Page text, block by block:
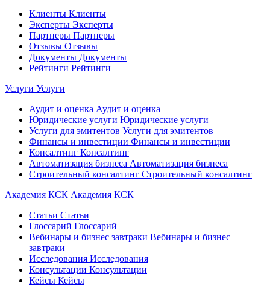
Клиенты Клиенты
Эксперты Эксперты
Партнеры Партнеры
Отзывы Отзывы
Документы Документы
Рейтинги Рейтинги
Услуги Услуги
Аудит и оценка Аудит и оценка
Юридические услуги Юридические услуги
Услуги для эмитентов Услуги для эмитентов
Финансы и инвестиции Финансы и инвестиции
Консалтинг Консалтинг
Автоматизация бизнеса Автоматизация бизнеса
Строительный консалтинг Строительный консалтинг
Академия КСК Академия КСК
Статьи Статьи
Глоссарий Глоссарий
Вебинары и бизнес завтраки Вебинары и бизнес
завтраки
Исследования Исследования
Консультации Консультации
Кейсы Кейсы